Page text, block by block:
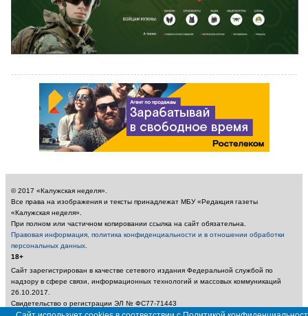
© 2017 «Калужская неделя».
Все права на изображения и тексты принадлежат МБУ «Редакция газеты
«Калужская неделя».
При полном или частичном копировании ссылка на сайт обязательна.
Правовая информация, политика конфиденциальности и в отношении обработки
персональных данных
18+
Сайт зарегистрирован в качестве сетевого издания Федеральной службой по
надзору в сфере связи, информационных технологий и массовых коммуникаций
26.10.2017.
Свидетельство о регистрации ЭЛ № ФС77-71443
Учредитель: Муниципальное бюджетное учреждение «Редакция газеты «Калужская